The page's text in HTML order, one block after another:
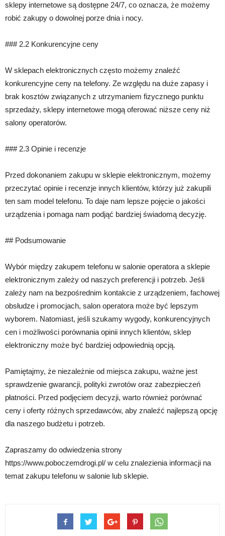
sklepy internetowe są dostępne 24/7, co oznacza, że możemy
robić zakupy o dowolnej porze dnia i nocy.
### 2.2 Konkurencyjne ceny
W sklepach elektronicznych często możemy znaleźć
konkurencyjne ceny na telefony. Ze względu na duże zapasy i
brak kosztów związanych z utrzymaniem fizycznego punktu
sprzedaży, sklepy internetowe mogą oferować niższe ceny niż
salony operatorów.
### 2.3 Opinie i recenzje
Przed dokonaniem zakupu w sklepie elektronicznym, możemy
przeczytać opinie i recenzje innych klientów, którzy już zakupili
ten sam model telefonu. To daje nam lepsze pojęcie o jakości
urządzenia i pomaga nam podjąć bardziej świadomą decyzję.
## Podsumowanie
Wybór między zakupem telefonu w salonie operatora a sklepie
elektronicznym zależy od naszych preferencji i potrzeb. Jeśli
zależy nam na bezpośrednim kontakcie z urządzeniem, fachowej
obsłudze i promocjach, salon operatora może być lepszym
wyborem. Natomiast, jeśli szukamy wygody, konkurencyjnych
cen i możliwości porównania opinii innych klientów, sklep
elektroniczny może być bardziej odpowiednią opcją.
Pamiętajmy, że niezależnie od miejsca zakupu, ważne jest
sprawdzenie gwarancji, polityki zwrotów oraz zabezpieczeń
płatności. Przed podjęciem decyzji, warto również porównać
ceny i oferty różnych sprzedawców, aby znaleźć najlepszą opcję
dla naszego budżetu i potrzeb.
Zapraszamy do odwiedzenia strony
https://www.poboczemdrogi.pl/ w celu znalezienia informacji na
temat zakupu telefonu w salonie lub sklepie.